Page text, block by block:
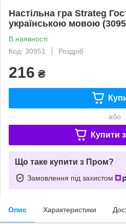
Настільна гра Strateg
українською мовою
В наявності
Код: 30951
Роздріб
216 ₴
або
Купити з
Що таке купити з Пром?
Замовлення під захистом
Опис Характеристики